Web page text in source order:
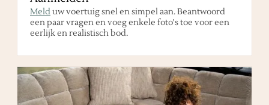
Melduw voertuig snel en simpel aan. Beantwoord
een paar vragen en voeg enkele foto's toe voor een
eerlijk en realistisch bod.